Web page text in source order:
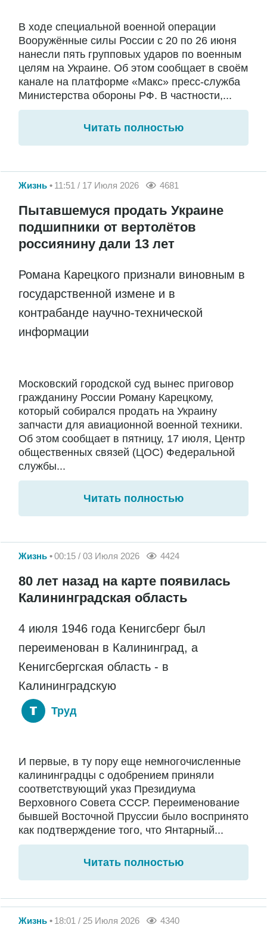
В ходе специальной военной операции
Вооружённые силы России с 20 по 26 июня
нанесли пять групповых ударов по военным
целям на Украине. Об этом сообщает в своём
канале на платформе «Макс» пресс-служба
Министерства обороны РФ. В частности,...
Читать полностью
Жизнь 11:51 / 17 Июля 2026 4681
Пытавшемуся продать Украине
подшипники от вертолётов
россиянину дали 13 лет
Романа Карецкого признали виновным в
государственной измене и в
контрабанде научно-технической
информации
Московский городской суд вынес приговор
гражданину России Роману Карецкому,
который собирался продать на Украину
запчасти для авиационной военной техники.
Об этом сообщает в пятницу, 17 июля, Центр
общественных связей (ЦОС) Федеральной
службы...
Читать полностью
Жизнь 00:15 / 03 Июля 2026 4424
80 лет назад на карте появилась
Калининградская область
4 июля 1946 года Кенигсберг был
переименован в Калининград, а
Кенигсбергская область - в
Калининградскую
Труд
И первые, в ту пору еще немногочисленные
калининградцы с одобрением приняли
соответствующий указ Президиума
Верховного Совета СССР. Переименование
бывшей Восточной Пруссии было воспринято
как подтверждение того, что Янтарный...
Читать полностью
Жизнь 18:01 / 25 Июля 2026 4340